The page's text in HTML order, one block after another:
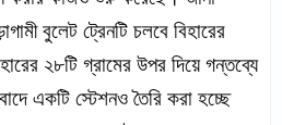
বুলেট ট্রেনটি চলবে বিহারের
২৮টি গ্রামের উপর দিয়ে গন্তব্যে
একটি স্টেশনও তৈরি করা হচ্ছে